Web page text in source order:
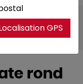
rond
GPS